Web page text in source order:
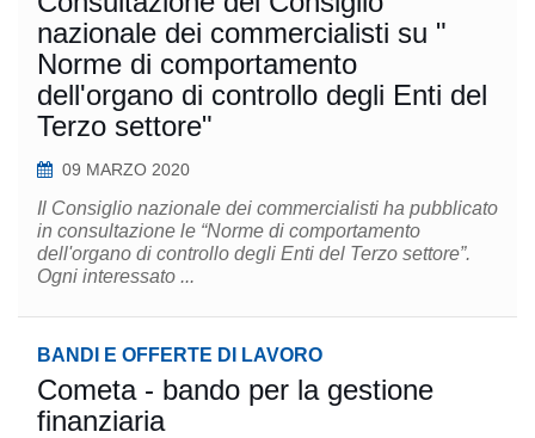
nazionale dei commercialisti su "
Norme di comportamento
dell'organo di controllo degli Enti del
Terzo settore"
09 MARZO 2020
Il Consiglio nazionale dei commercialisti ha pubblicato
in consultazione le “Norme di comportamento
dell'organo di controllo degli Enti del Terzo settore”.
Ogni interessato ...
BANDI E OFFERTE DI LAVORO
Cometa - bando per la gestione
finanziaria